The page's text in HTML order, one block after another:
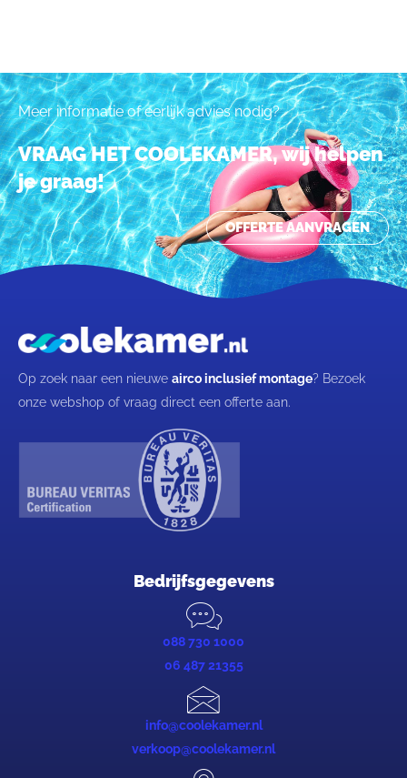
Meer informatie of eerlijk advies nodig?
VRAAG HET COOLEKAMER, wij helpen
je graag!
OFFERTE AANVRAGEN
Op zoek naar een nieuwe airco inclusief montage? Bezoek
onze webshop of vraag direct een offerte aan.
Bedrijfsgegevens
088 730 1000
06 487 21355
info@coolekamer.nl
verkoop@coolekamer.nl